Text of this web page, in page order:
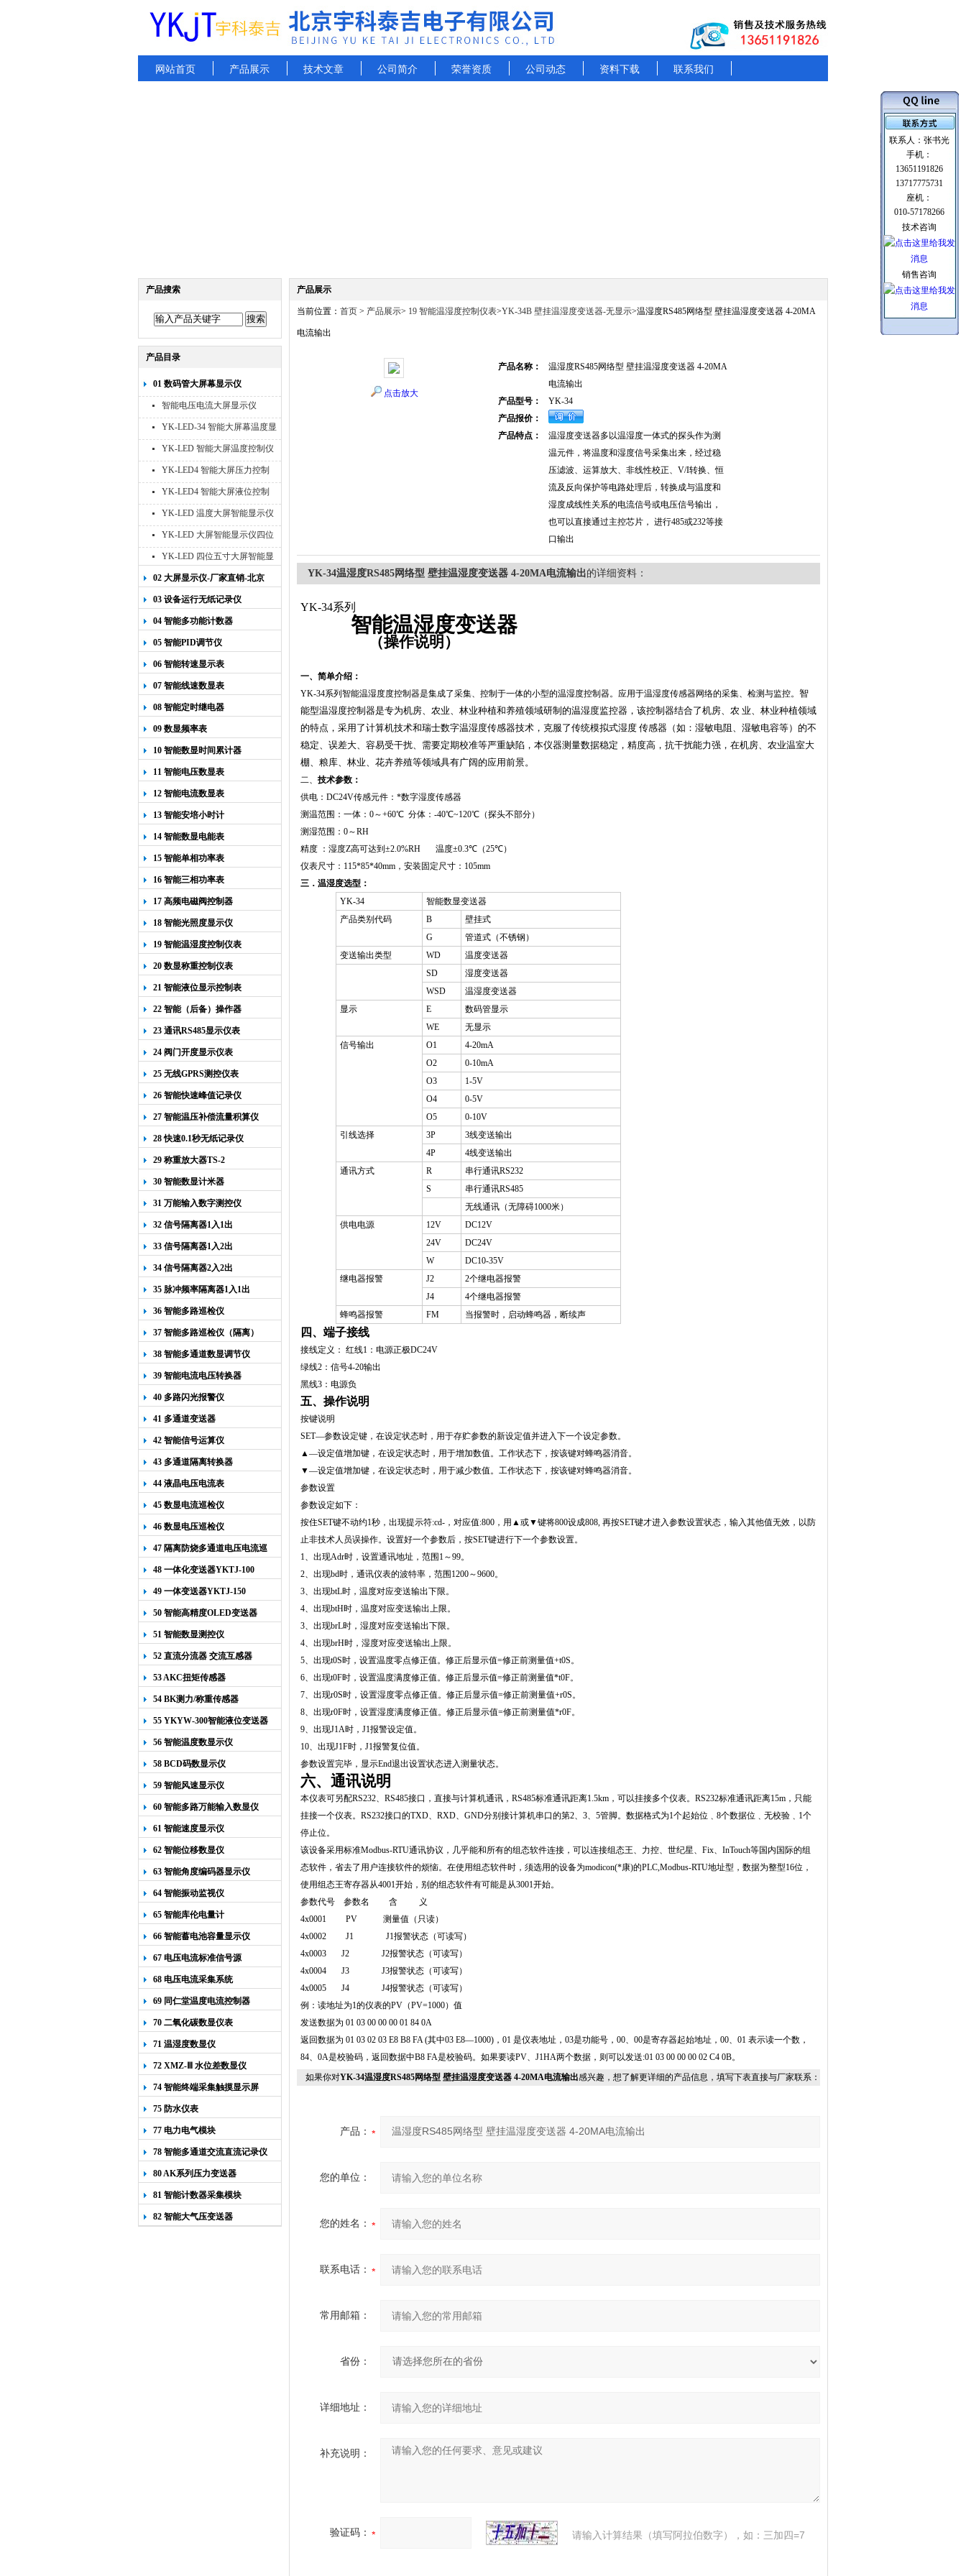
网站首页 产品展示 技术文章 公司简介 荣誉资质 公司动态 资料下载 联系我们
产品搜索
产品目录
01 数码管大屏幕显示仪
智能电压电流大屏显示仪
YK-LED-34 智能大屏幕温度显
示仪
YK-LED 智能大屏温度控制仪
YK-LED4 智能大屏压力控制
仪
YK-LED4 智能大屏液位控制
仪
YK-LED 温度大屏智能显示仪
四位十寸
YK-LED 大屏智能显示仪四位
八寸
YK-LED 四位五寸大屏智能显
示仪
02 大屏显示仪-厂家直销-北京
宇科泰吉
03 设备运行无纸记录仪
04 智能多功能计数器
05 智能PID调节仪
06 智能转速显示表
07 智能线速数显表
08 智能定时继电器
09 数显频率表
10 智能数显时间累计器
11 智能电压数显表
12 智能电流数显表
13 智能安培小时计
14 智能数显电能表
15 智能单相功率表
16 智能三相功率表
17 高频电磁阀控制器
18 智能光照度显示仪
19 智能温湿度控制仪表
20 数显称重控制仪表
21 智能液位显示控制表
22 智能（后备）操作器
23 通讯RS485显示仪表
24 阀门开度显示仪表
25 无线GPRS测控仪表
26 智能快速峰值记录仪
27 智能温压补偿流量积算仪
28 快速0.1秒无纸记录仪
29 称重放大器TS-2
30 智能数显计米器
31 万能输入数字测控仪
32 信号隔离器1入1出
33 信号隔离器1入2出
34 信号隔离器2入2出
35 脉冲频率隔离器1入1出
36 智能多路巡检仪
37 智能多路巡检仪（隔离）
38 智能多通道数显调节仪
39 智能电流电压转换器
40 多路闪光报警仪
41 多通道变送器
42 智能信号运算仪
43 多通道隔离转换器
44 液晶电压电流表
45 数显电流巡检仪
46 数显电压巡检仪
47 隔离防烧多通道电压电流巡
检仪
48 一体化变送器YKTJ-100
49 一体变送器YKTJ-150
50 智能高精度OLED变送器
YK-218
51 智能数显测控仪
52 直流分流器 交流互感器
53 AKC扭矩传感器
54 BK测力/称重传感器
55 YKYW-300智能液位变送器
56 智能温度数显示仪
58 BCD码数显示仪
59 智能风速显示仪
60 智能多路万能输入数显仪
61 智能速度显示仪
62 智能位移数显仪
63 智能角度编码器显示仪
64 智能振动监视仪
65 智能库伦电量计
66 智能蓄电池容量显示仪
67 电压电流标准信号源
68 电压电流采集系统
69 同仁堂温度电流控制器
70 二氧化碳数显仪表
71 温湿度数显仪
72 XMZ-Ⅲ 水位差数显仪
74 智能终端采集触摸显示屏
75 防水仪表
77 电力电气模块
78 智能多通道交流直流记录仪
80 AK系列压力变送器
81 智能计数器采集模块
82 智能大气压变送器
产品展示
当前位置： 首页 > 产品展示> 19 智能温湿度控制仪表>YK-34B 壁挂温湿度变送器-无显示>温湿度RS485网络型 壁挂温湿度变送器 4-20MA
电流输出
点击放大
产品名称：
温湿度RS485网络型 壁挂温湿度变送器 4-20MA
电流输出
产品型号：
YK-34
产品报价：
产品特点：
温湿度变送器多以温湿度一体式的探头作为测
温元件，将温度和湿度信号采集出来，经过稳
压滤波、运算放大、非线性校正、V/I转换、恒
流及反向保护等电路处理后，转换成与温度和
湿度成线性关系的电流信号或电压信号输出，
也可以直接通过主控芯片， 进行485或232等接
口输出
YK-34温湿度RS485网络型 壁挂温湿度变送器 4-20MA电流输出的详细资料：
YK-34系列
智能温湿度变送器
（操作说明）
一、简单介绍：
YK-34系列智能温湿度度控制器是集成了采集、控制于一体的小型的温湿度控制器。应用于温湿度传感器网络的采集、检测与监控。 智
能型温湿度控制器是专为机房、农业、林业种植和养殖领域研制的温湿度监控器，该控制器结合了机房、农 业、林业种植领域
的特点，采用了计算机技术和瑞士数字温湿度传感器技术，克服了传统模拟式湿度 传感器（如：湿敏电阻、湿敏电容等）的不
稳定、误差大、容易受干扰、需要定期校准等严重缺陷，本仪器测量数据稳定，精度高，抗干扰能力强，在机房、农业温室大
棚、粮库、林业、花卉养殖等领域具有广阔的应用前景。
二、 技术参数：
供电： DC24V传感元件：*数字湿度传感器
测温范围：一体： 0～+60℃ 分体：-40℃~120℃（探头不部分）
测湿范围： 0～RH
精度 ：湿度Z高可达到 ±2.0%RH 温度±0.3℃ （25℃）
仪表尺寸： 115*85*40mm ，安装固定尺寸： 105mm
三．温湿度选型：
YK-34
智能数显变送器
产品类别代码
B
壁挂式
G
管道式（不锈钢）
变送输出类型
WD
温度变送器
SD
湿度变送器
WSD
温湿度变送器
显示
E
数码管显示
WE
无显示
信号输出
O1
4-20mA
O2
0-10mA
O3
1-5V
O4
0-5V
O5
0-10V
引线选择
3P 3线变送输出
4P
4线变送输出
通讯方式
R 串行通讯RS232
S
串行通讯RS485
无线通讯（无障碍1000米）
供电电源
12V
DC12V
24V
DC24V
W
DC10-35V
继电器报警
J2 2个继电器报警
J4
4个继电器报警
蜂鸣器报警
FM 当报警时，启动蜂鸣器，断续声
四、端子接线
接线定义： 红线1 ：电源正极DC24V
绿线2 ：信号4-20输出
黑线3 ：电源负
五、操作说明
按键说明
SET—参数设定键，在设定状态时，用于存贮参数的新设定值并进入下一个设定参数。
▲—设定值增加键，在设定状态时，用于增加数值。工作状态下，按该键对蜂鸣器消音。
▼—设定值增加键，在设定状态时，用于减少数值。工作状态下，按该键对蜂鸣器消音。
参数设置
参数设定如下：
按住SET键不动约1秒，出现提示符:cd- ，对应值:800 ，用▲或▼键将800设成808, 再按SET键才进入参数设置状态，输入其他值无效，以防
止非技术人员误操作。设置好一个参数后，按SET键进行下一个参数设置。
1、出现Adr时，设置通讯地址，范围 1～99。
2、出现bd时，通讯仪表的波特率，范围 1200～9600。
3、出现btL时，温度对应变送输出下限。
4、出现btH时，温度对应变送输出上限。
3、出现brL时，湿度对应变送输出下限。
4、出现brH时，湿度对应变送输出上限。
5、出现t0S时，设置温度零点修正值。修正后显示值=修正前测量值+t0S。
6、出现t0F时，设置温度满度修正值。修正后显示值=修正前测量值*t0F。
7、出现r0S时，设置湿度零点修正值。修正后显示值=修正前测量值+r0S。
8、出现r0F时，设置湿度满度修正值。修正后显示值=修正前测量值*r0F。
9、出现J1A时， J1报警设定值。
10、出现J1F时， J1报警复位值。
参数设置完毕，显示End退出设置状态进入测量状态。
六、通讯说明
本仪表可另配RS232、 RS485接口，直接与计算机通讯， RS485标准通讯距离1.5km ，可以挂接多个仪表。 RS232标准通讯距离15m ，只能
挂接一个仪表。 RS232接口的TXD、 RXD、 GND分别接计算机串口的第2、 3、 5管脚。数据格式为1个起始位﹑ 8个数据位﹑无校验﹑ 1个
停止位。
该设备采用标准Modbus-RTU通讯协议，几乎能和所有的组态软件连接，可以连接组态王、力控、世纪星、 Fix、 InTouch等国内国际的组
态软件，省去了用户连接软件的烦恼。在使用组态软件时，须选用的设备为modicon(*康)的PLC,Modbus-RTU地址型，数据为整型16位，
使用组态王寄存器从4001开始，别的组态软件有可能是从3001开始。
参数代号
参数名 含
义
4x0001 PV 测量值（只读）
4x0002 J1 J1报警状态（可读写）
4x0003 J2 J2报警状态（可读写）
4x0004 J3 J3报警状态（可读写）
4x0005 J4 J4报警状态（可读写）
例：读地址为1的仪表的PV （PV=1000）值
发送数据为 01 03 00 00 00 01 84 0A
返回数据为 01 03 02 03 E8 B8 FA (其中03 E8—1000) ， 01 是仪表地址， 03是功能号， 00、 00是寄存器起始地址， 00、 01 表示读一个数，
84、 0A是校验码，返回数据中B8 FA是校验码。如果要读PV、 J1HA两个数据，则可以发送:01 03 00 00 00 02 C4 0B。
如果你对YK-34温湿度RS485网络型 壁挂温湿度变送器 4-20MA电流输出感兴趣，想了解更详细的产品信息，填写下表直接与厂家联系：
产品：
您的单位：
您的姓名：
联系电话：
常用邮箱：
省份：
详细地址：
补充说明：
验证码： 请输入计算结果（填写阿拉伯数字），如：三加四=7
联系人：张书光
手机：
13651191826
13717775731
座机：
010-57178266
技术咨询
销售咨询